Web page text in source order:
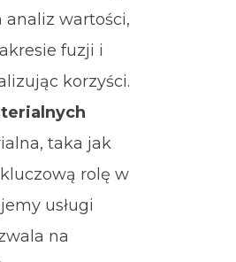
analiz wartości,
fuzji i
korzyści.
taka jak
rolę w
usługi
na